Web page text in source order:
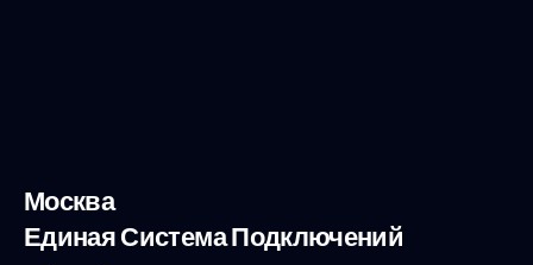
Москва
Единая Система Подключений